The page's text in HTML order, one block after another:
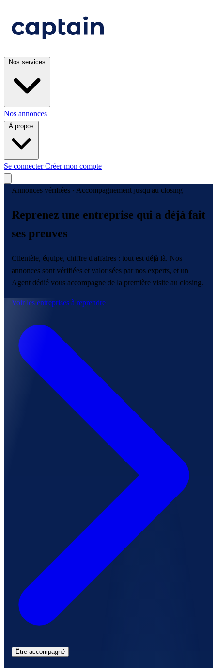
Nos annonces
Se connecterCréer mon compte
Annonces vérifiées · Accompagnement jusqu'au closing
Reprenez une entreprise qui a déjà fait
ses preuves
Clientèle, équipe, chiffre d'affaires : tout est déjà là. Nos
annonces sont vérifiées et valorisées par nos experts, et un
Agent dédié vous accompagne de la première visite au closing.
Voir les entreprises à reprendre
Être accompagné